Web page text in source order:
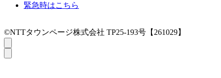
緊急時はこちら
©NTTタウンページ株式会社 TP25-193号【261029】